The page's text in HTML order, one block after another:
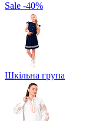
Sale -40%
Шкільна група